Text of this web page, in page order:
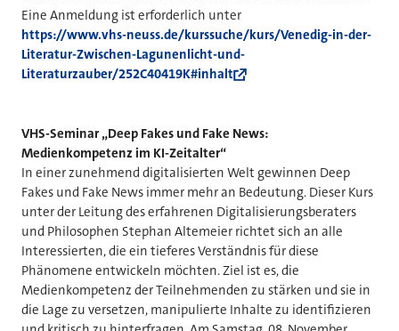
Eine Anmeldung ist erforderlich unter
https://www.vhs-neuss.de/kurssuche/kurs/Venedig-in-der-
Literatur-Zwischen-Lagunenlicht-und-
Literaturzauber/252C40419K#inhalt
VHS-Seminar „Deep Fakes und Fake News:
Medienkompetenz im KI-Zeitalter“
In einer zunehmend digitalisierten Welt gewinnen Deep
Fakes und Fake News immer mehr an Bedeutung. Dieser Kurs
unter der Leitung des erfahrenen Digitalisierungsberaters
und Philosophen Stephan Altemeier richtet sich an alle
Interessierten, die ein tieferes Verständnis für diese
Phänomene entwickeln möchten. Ziel ist es, die
Medienkompetenz der Teilnehmenden zu stärken und sie in
die Lage zu versetzen, manipulierte Inhalte zu identifizieren